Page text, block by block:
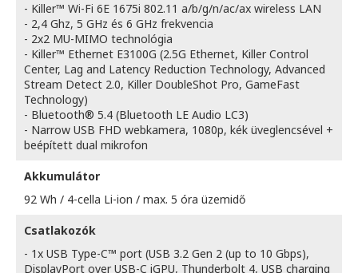
- Killer™ Wi-Fi 6E 1675i 802.11 a/b/g/n/ac/ax wireless LAN
- 2,4 Ghz, 5 GHz és 6 GHz frekvencia
- 2x2 MU-MIMO technológia
- Killer™ Ethernet E3100G (2.5G Ethernet, Killer Control
Center, Lag and Latency Reduction Technology, Advanced
Stream Detect 2.0, Killer DoubleShot Pro, GameFast
Technology)
- Bluetooth® 5.4 (Bluetooth LE Audio LC3)
- Narrow USB FHD webkamera, 1080p, kék üveglencsével +
beépített dual mikrofon
Akkumulátor
92 Wh / 4-cella Li-ion / max. 5 óra üzemidő
Csatlakozók
- 1x USB Type-C™ port (USB 3.2 Gen 2 (up to 10 Gbps),
DisplayPort over USB-C iGPU, Thunderbolt 4, USB charging